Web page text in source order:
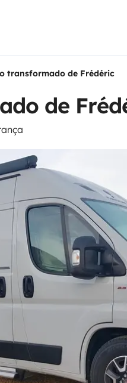
transformado de Frédéric
de